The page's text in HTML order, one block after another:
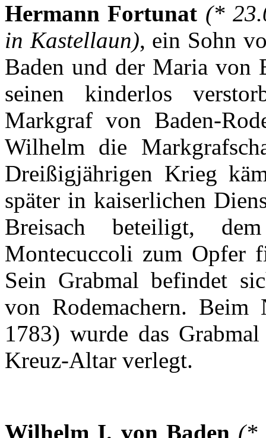
HermannFortunat (*
in Kastellaun), ein Sohn
Baden und der Maria von
seinen
kinderlos
Markgraf von Baden-
Wilhelm die
Dreißigjährigen Krieg
später in kaiserlichen
Breisach
beteiligt, dem
Montecuccoli zum Opfer
Sein Grabmal befindet
von Rodemachern. Beim
1783) wurde das Grabmal
Kreuz-Altar verlegt.
Wilhelm I. von Baden (*